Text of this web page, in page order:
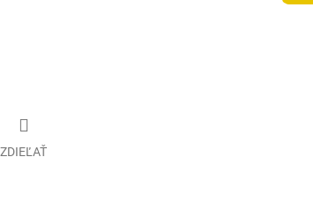
ZDIEĽAŤ